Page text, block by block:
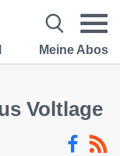
Meine Abos
Voltlage